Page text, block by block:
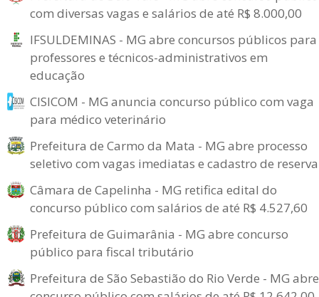
com diversas vagas e salários de até R$ 8.000,00
IFSULDEMINAS - MG abre concursos públicos para
professores e técnicos-administrativos em
educação
CISICOM - MG anuncia concurso público com vaga
para médico veterinário
Prefeitura de Carmo da Mata - MG abre processo
seletivo com vagas imediatas e cadastro de reserva
Câmara de Capelinha - MG retifica edital do
concurso público com salários de até R$ 4.527,60
Prefeitura de Guimarânia - MG abre concurso
público para fiscal tributário
Prefeitura de São Sebastião do Rio Verde - MG abre